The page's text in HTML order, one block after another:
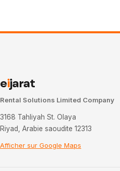
eijarat
Rental Solutions Limited Company
3168 Tahliyah St. Olaya
Riyad, Arabie saoudite 12313
Afficher sur Google Maps